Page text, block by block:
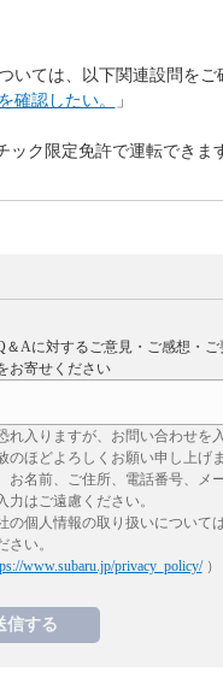
ては、以下関連設問をご
確認したい。 」
ク限定免許で運転できま
＆Aに対するご意見・ご感想・
お寄せください
れ入りますが、お問い合わせを
のほどよろしくお願い申し上げま
お名前、ご住所、電話番号、メ
力はご遠慮ください。
の個人情報の取り扱いについて
さい。
www.subaru.jp/privacy_policy/）